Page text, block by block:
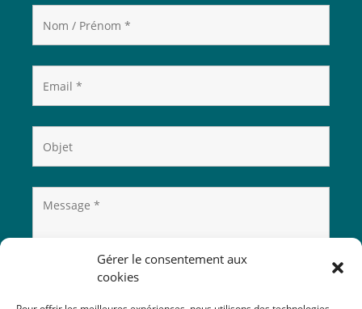
Gérer le consentement aux
cookies